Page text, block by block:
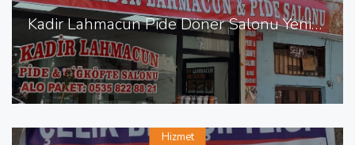
Kadir Lahmacun Pide Döner Salonu Yenişehir de Lahmacun Pide
Hizmet